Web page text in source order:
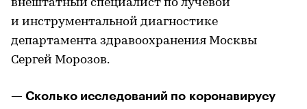
внештатный специалист по лучевой
и инструментальной диагностике
департамента здравоохранения Москвы
Сергей Морозов.
— Сколько исследований по коронавирусу